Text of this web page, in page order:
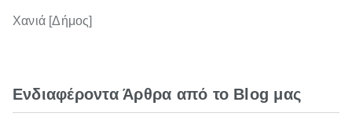
Χανιά [Δήμος]
Ενδιαφέροντα Άρθρα από το Blog μας